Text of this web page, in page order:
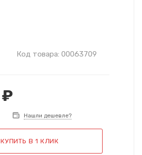
Код товара: 00063709
₽
Нашли дешевле?
КУПИТЬ В 1 КЛИК